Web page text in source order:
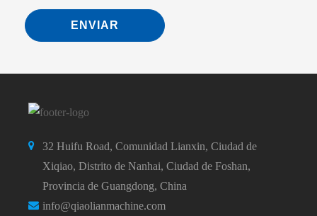
ENVIAR
32 Huifu Road, Comunidad Lianxin, Ciudad de
Xiqiao, Distrito de Nanhai, Ciudad de Foshan,
Provincia de Guangdong, China
info@qiaolianmachine.com